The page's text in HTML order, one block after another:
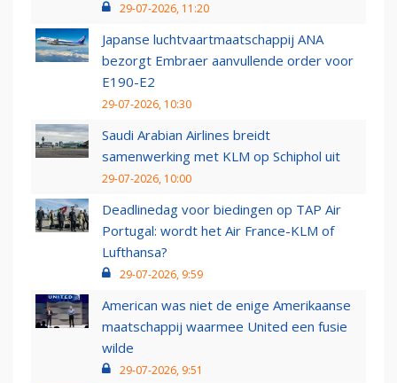
29-07-2026, 11:20
Japanse luchtvaartmaatschappij ANA
bezorgt Embraer aanvullende order voor
E190-E2
29-07-2026, 10:30
Saudi Arabian Airlines breidt
samenwerking met KLM op Schiphol uit
29-07-2026, 10:00
Deadlinedag voor biedingen op TAP Air
Portugal: wordt het Air France-KLM of
Lufthansa?
29-07-2026, 9:59
American was niet de enige Amerikaanse
maatschappij waarmee United een fusie
wilde
29-07-2026, 9:51